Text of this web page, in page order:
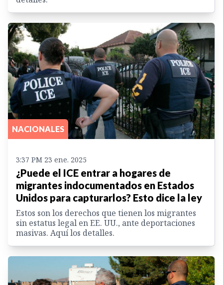
NACIONALES
3:37 PM 23 ene. 2025
¿Puede el ICE entrar a hogares de
migrantes indocumentados en Estados
Unidos para capturarlos? Esto dice la ley
Estos son los derechos que tienen los migrantes
sin estatus legal en EE. UU., ante deportaciones
masivas. Aquí los detalles.